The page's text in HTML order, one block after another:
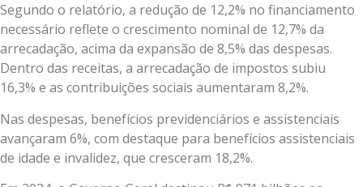
Segundo o relatório, a redução de 12,2% no financiamento
necessário reflete o crescimento nominal de 12,7% da
arrecadação, acima da expansão de 8,5% das despesas.
Dentro das receitas, a arrecadação de impostos subiu
16,3% e as contribuições sociais aumentaram 8,2%.
Nas despesas, benefícios previdenciários e assistenciais
avançaram 6%, com destaque para benefícios assistenciais
de idade e invalidez, que cresceram 18,2%.